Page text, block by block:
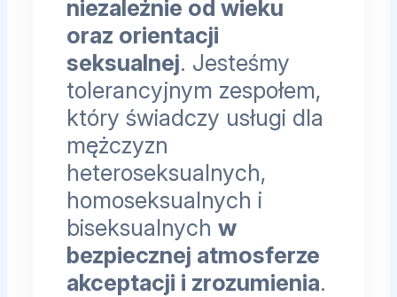
niezależnie od wieku
oraz orientacji
seksualnej. Jesteśmy
tolerancyjnym zespołem,
który świadczy usługi dla
mężczyzn
heteroseksualnych,
homoseksualnych i
biseksualnychw
bezpiecznej atmosferze
akceptacji i zrozumienia.